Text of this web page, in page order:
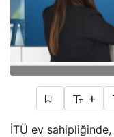
+
İTÜ ev